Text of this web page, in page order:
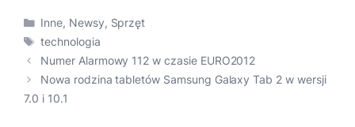
Kategorie
Inne, Newsy, Sprzęt
Tagi
technologia
Numer Alarmowy 112 w czasie EURO2012
Nowa rodzina tabletów Samsung Galaxy Tab 2 w wersji
7.0 i 10.1